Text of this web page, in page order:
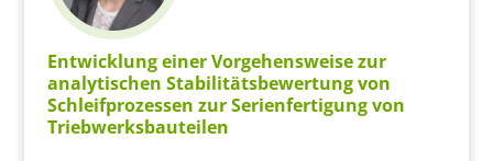
Entwicklung einer Vorgehensweise zur
analytischen Stabilitätsbewertung von
Schleifprozessen zur Serienfertigung von
Triebwerksbauteilen